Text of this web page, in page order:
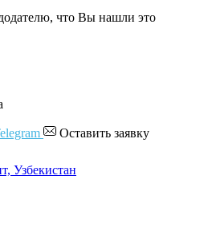
что Вы нашли это
Оставить заявку